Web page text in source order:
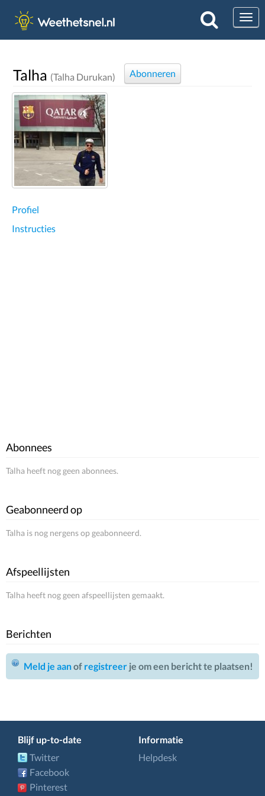
Talha (Talha Durukan) Abonneren
Profiel
Instructies
Abonnees
Talha heeft nog geen abonnees.
Geabonneerd op
Talha is nog nergens op geabonneerd.
Afspeellijsten
Talha heeft nog geen afspeellijsten gemaakt.
Berichten
Meld je aanof registreer je om een bericht te plaatsen!
Blijf up-to-date
Twitter
Facebook
Pinterest
Informatie
Helpdesk